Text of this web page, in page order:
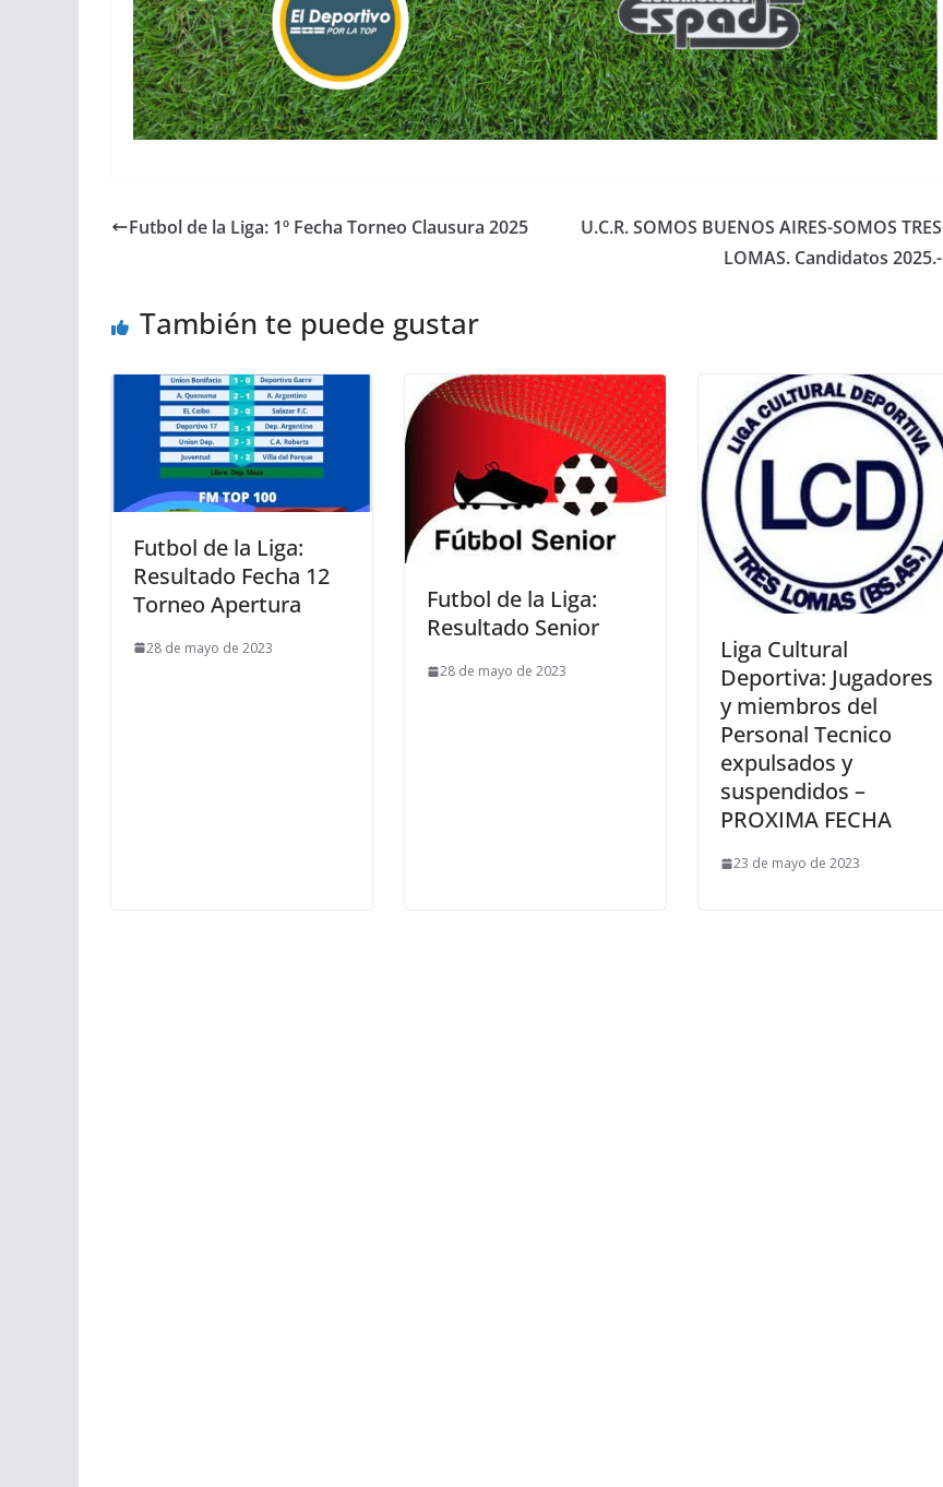
Futbol de la Liga: 1º Fecha Torneo Clausura 2025
U.C.R. SOMOS BUENOS AIRES-SOMOS TRES
LOMAS. Candidatos 2025.-
También te puede gustar
Futbol de la Liga:
Resultado Fecha 12
Torneo Apertura
28 de mayo de 2023
Futbol de la Liga:
Resultado Senior
28 de mayo de 2023
Liga Cultural
Deportiva: Jugadores
y miembros del
Personal Tecnico
expulsados y
suspendidos –
PROXIMA FECHA
23 de mayo de 2023